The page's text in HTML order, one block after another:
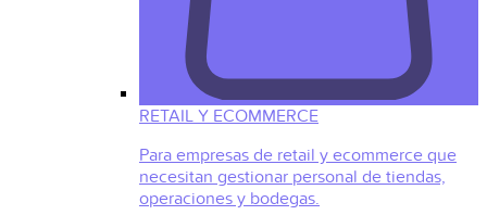
RETAIL Y ECOMMERCE
Para empresas de retail y ecommerce que
necesitan gestionar personal de tiendas,
operaciones y bodegas.